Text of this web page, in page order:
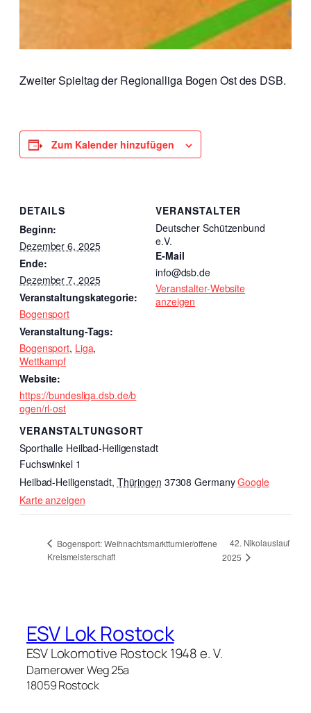
Zweiter Spieltag der Regionalliga Bogen Ost des DSB.
Zum Kalender hinzufügen
DETAILS
Beginn:
Dezember 6, 2025
Ende:
Dezember 7, 2025
Veranstaltungskategorie:
Bogensport
Veranstaltung-Tags:
Bogensport, Liga,
Wettkampf
Website:
https://bundesliga.dsb.de/b
ogen/rl-ost
VERANSTALTUNGSORT
Sporthalle Heilbad-Heiligenstadt
Fuchswinkel 1
Heilbad-Heiligenstadt, Thüringen 37308 GermanyGoogle
Karte anzeigen
VERANSTALTER
Deutscher Schützenbund
e.V.
E-Mail
info@dsb.de
Veranstalter-Website
anzeigen
Bogensport: Weihnachtsmarktturnier/offene
Kreismeisterschaft
42. Nikolauslauf
2025
ESV Lok Rostock
ESV Lokomotive Rostock 1948 e. V.
Damerower Weg 25a
18059 Rostock